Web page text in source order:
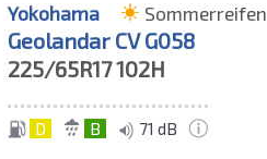
Yokohama Sommerreifen
Geolandar CV G058
225/65R17102H
D B 71 dB